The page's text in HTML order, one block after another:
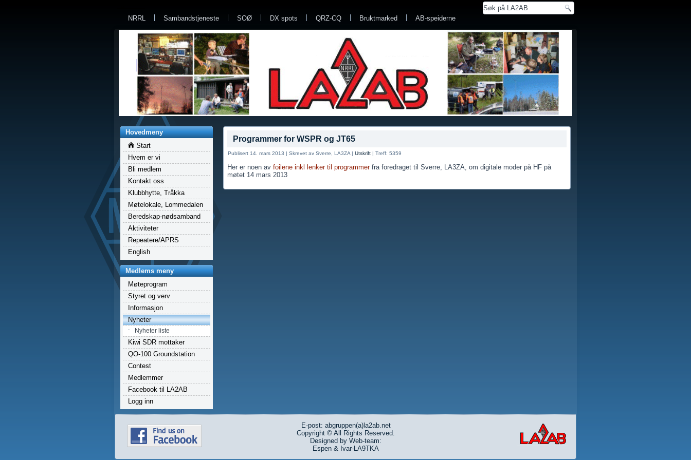
NRRL
Sambandstjeneste SOØ DX spots QRZ-CQ Bruktmarked AB-speiderne
Hovedmeny
Start
Hvem er vi
Bli medlem
Kontakt oss
Klubbhytte, Tråkka
Møtelokale, Lommedalen
Beredskap-nødsamband
Aktiviteter
Repeatere/APRS
English
Medlems meny
Møteprogram
Styret og verv
Informasjon
Nyheter
Nyheter liste
Kiwi SDR mottaker
QO-100 Groundstation
Contest
Medlemmer
Facebook til LA2AB
Logg inn
Programmer for WSPR og JT65
Publisert 14. mars 2013 | Skrevet av Sverre, LA3ZA | Utskrift | Treff: 5359
Her er noen av foilene inkl lenker til programmerfra foredraget til Sverre, LA3ZA, om digitale moder på HF på
møtet 14 mars 2013
E-post: abgruppen(a)la2ab.net
Copyright © All Rights Reserved.
Designed by Web-team:
Espen & Ivar-LA9TKA